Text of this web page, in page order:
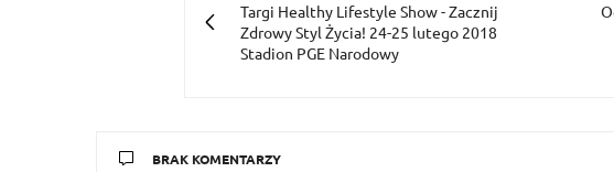
Targi Healthy Lifestyle Show - Zacznij
Zdrowy Styl Życia! 24-25 lutego 2018
Stadion PGE Narodowy
BRAK KOMENTARZY